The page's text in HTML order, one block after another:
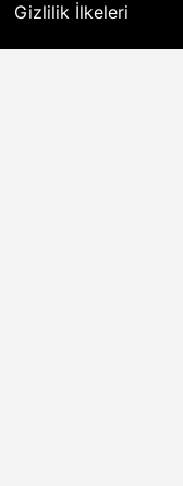
Gizlilik İlkeleri